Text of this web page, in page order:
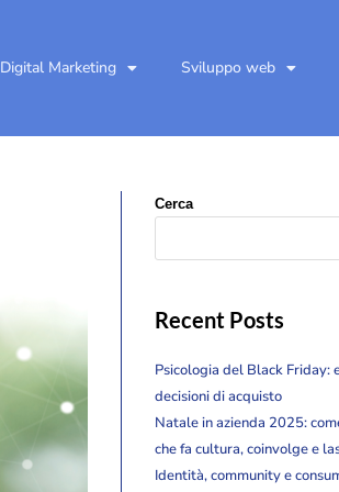
Digital Marketing Sviluppo web
Cerca
Recent Posts
Psicologia del Black Friday:
decisioni di acquisto
Natale in azienda 2025:
che fa cultura, coinvolge e
Identità, community e